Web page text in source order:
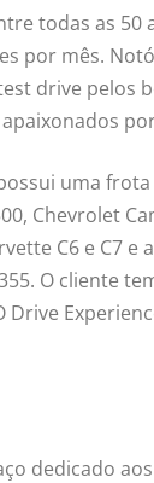
todas as
por mês.
drive pelos
uma
Chevrolet
C6 e C7 e
O cliente
dedicado